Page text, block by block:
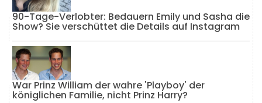
90-Tage-Verlobter: Bedauern Emily und Sasha die
Show? Sie verschüttet die Details auf Instagram
War Prinz William der wahre 'Playboy' der
königlichen Familie, nicht Prinz Harry?